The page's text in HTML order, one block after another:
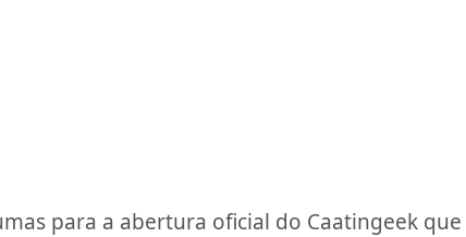
para a abertura oficial do Caatingeek que